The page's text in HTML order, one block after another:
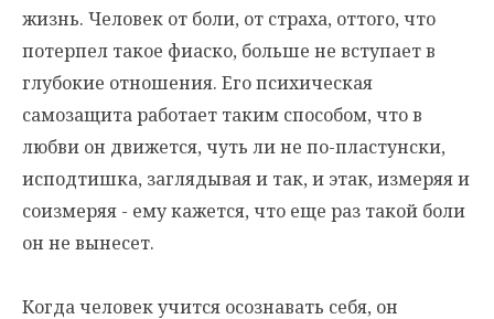
жизнь. Человек от боли, от страха, оттого, что
потерпел такое фиаско, больше не вступает в
глубокие отношения. Его психическая
самозащита работает таким способом, что в
любви он движется, чуть ли не по-пластунски,
исподтишка, заглядывая и так, и этак, измеряя и
соизмеряя - ему кажется, что еще раз такой боли
он не вынесет.
Когда человек учится осознавать себя, он